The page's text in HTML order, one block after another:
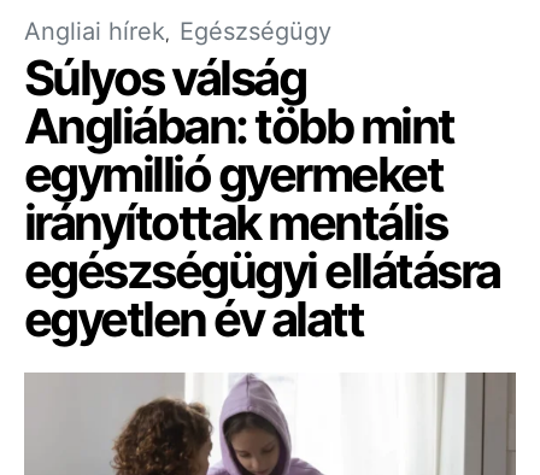
Angliai hírek Egészségügy
Súlyos válság
Angliában: több mint
egymillió gyermeket
irányítottak mentális
egészségügyi ellátásra
egyetlen év alatt